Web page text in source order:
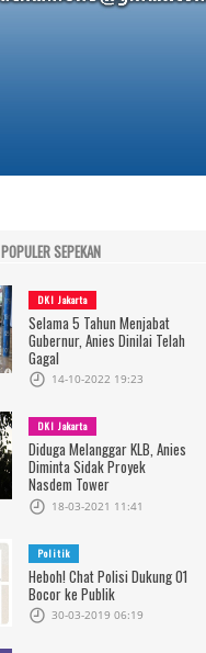
POPULER SEPEKAN
DKI Jakarta
Selama 5 Tahun Menjabat
Gubernur, Anies Dinilai Telah
Gagal
14-10-2022 19:23
DKI Jakarta
Diduga Melanggar KLB, Anies
Diminta Sidak Proyek
Nasdem Tower
18-03-2021 11:41
Politik
Heboh! Chat Polisi Dukung 01
Bocor ke Publik
30-03-2019 06:19